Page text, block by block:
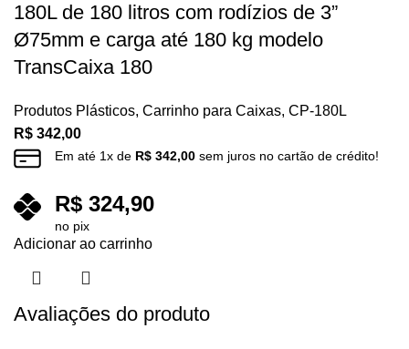
180L de 180 litros com rodízios de 3”
Ø75mm e carga até 180 kg modelo
TransCaixa 180
Produtos Plásticos, Carrinho para Caixas, CP-180L
R$ 342,00
Em até 1x de R$ 342,00 sem juros no cartão de crédito!
R$ 324,90
no pix
Adicionar ao carrinho
Avaliações do produto